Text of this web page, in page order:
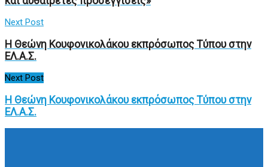
Next Post
Η Θεώνη Κουφονικολάκου εκπρόσωπος Τύπου στην
ΕΛ.Α.Σ.
Next Post
Η Θεώνη Κουφονικολάκου εκπρόσωπος Τύπου στην
ΕΛ.Α.Σ.